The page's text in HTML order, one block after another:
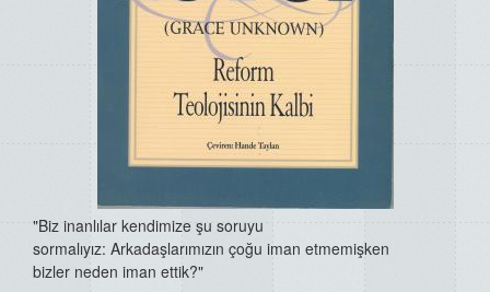
"Biz inanlılar kendimize şu soruyu
sormalıyız: Arkadaşlarımızın çoğu iman etmemişken
bizler neden iman ettik?"